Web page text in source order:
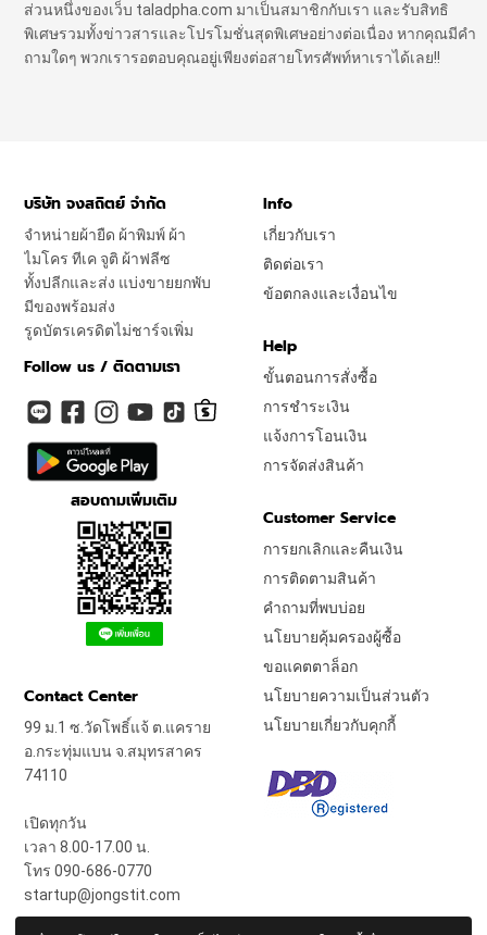
ส่วนหนึ่งของเว็บ taladpha.com มาเป็นสมาชิกกับเรา และรับสิทธิ
พิเศษรวมทั้งข่าวสารและโปรโมชั่นสุดพิเศษอย่างต่อเนื่อง หากคุณมีคำ
ถามใดๆ พวกเรารอตอบคุณอยู่เพียงต่อสายโทรศัพท์หาเราได้เลย!!
บริษัท จงสถิตย์ จำกัด
จำหน่ายผ้ายืด ผ้าพิมพ์ ผ้า
ไมโคร ทีเค จูติ ผ้าฟลีซ
ทั้งปลีกและส่ง แบ่งขายยกพับ
มีของพร้อมส่ง
รูดบัตรเครดิตไม่ชาร์จเพิ่ม
Follow us / ติดตามเรา
สอบถามเพิ่มเติม
Info
เกี่ยวกับเรา
ติดต่อเรา
ข้อตกลงและเงื่อนไข
Help
ขั้นตอนการสั่งซื้อ
การชำระเงิน
แจ้งการโอนเงิน
การจัดส่งสินค้า
Customer Service
การยกเลิกและคืนเงิน
การติดตามสินค้า
คำถามที่พบบ่อย
นโยบายคุ้มครองผู้ซื้อ
ขอแคตตาล็อก
นโยบายความเป็นส่วนตัว
นโยบายเกี่ยวกับคุกกี้
Contact Center
99 ม.1 ซ.วัดโพธิ์แจ้ ต.แคราย
อ.กระทุ่มแบน จ.สมุทรสาคร
74110
เปิดทุกวัน
เวลา 8.00-17.00 น.
โทร 090-686-0770
startup@jongstit.com